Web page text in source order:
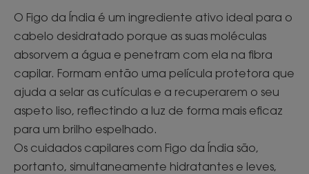
O Figo da Índia é um ingrediente ativo ideal para o
cabelo desidratado porque as suas moléculas
absorvem a água e penetram com ela na fibra
capilar. Formam então uma película protetora que
ajuda a selar as cutículas e a recuperarem o seu
aspeto liso, reflectindo a luz de forma mais eficaz
para um brilho espelhado.
Os cuidados capilares com Figo da Índia são,
portanto, simultaneamente hidratantes e leves,